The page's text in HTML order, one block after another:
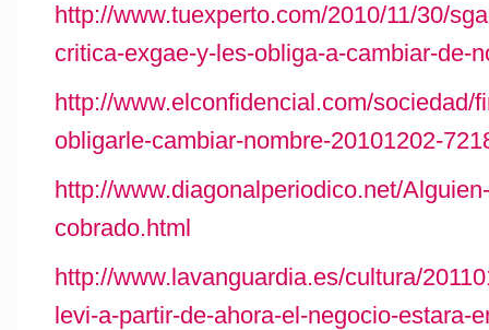
http://www.tuexperto.com/2010/11/30/
critica-exgae-y-les-obliga-a-cambiar-de-
http://www.elconfidencial.com/sociedad/
obligarle-cambiar-nombre-20101202-
http://www.diagonalperiodico.net/
cobrado.html
http://www.lavanguardia.es/cultura/
levi-a-partir-de-ahora-el-negocio-estara-